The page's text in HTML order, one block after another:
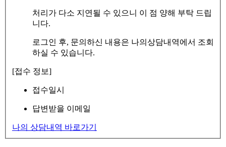
처리가 다소 지연될 수 있으니 이 점 양해 부탁 드립
니다.
로그인 후, 문의하신 내용은 나의상담내역에서 조회
하실 수 있습니다.
[접수 정보]
접수일시
답변받을 이메일
나의 상담내역 바로가기